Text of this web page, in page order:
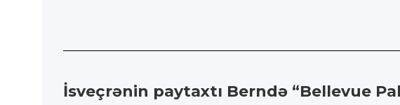
İsveçrənin paytaxtı Berndə “Bellevue